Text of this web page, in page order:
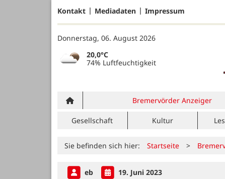
Kontakt Mediadaten Impressum
Donnerstag, 06. August 2026
20,0°C
74% Luftfeuchtigkeit
Bremervörder Anzeiger
Gesellschaft Kultur
Sie befinden sich hier: Startseite >
eb 19. Juni 2023